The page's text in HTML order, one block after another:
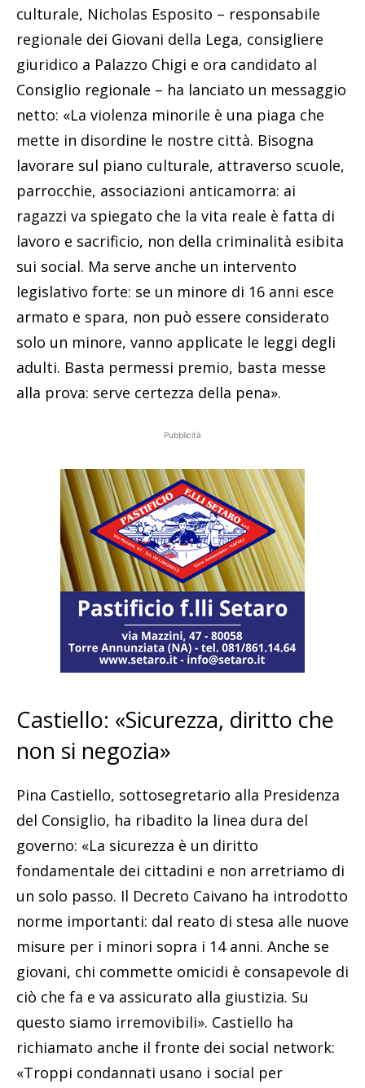
culturale, Nicholas Esposito – responsabile
regionale dei Giovani della Lega, consigliere
giuridico a Palazzo Chigi e ora candidato al
Consiglio regionale – ha lanciato un messaggio
netto: «La violenza minorile è una piaga che
mette in disordine le nostre città. Bisogna
lavorare sul piano culturale, attraverso scuole,
parrocchie, associazioni anticamorra: ai
ragazzi va spiegato che la vita reale è fatta di
lavoro e sacrificio, non della criminalità esibita
sui social. Ma serve anche un intervento
legislativo forte: se un minore di 16 anni esce
armato e spara, non può essere considerato
solo un minore, vanno applicate le leggi degli
adulti. Basta permessi premio, basta messe
alla prova: serve certezza della pena».
Pubblicità
Castiello: «Sicurezza, diritto che
non si negozia»
Pina Castiello, sottosegretario alla Presidenza
del Consiglio, ha ribadito la linea dura del
governo: «La sicurezza è un diritto
fondamentale dei cittadini e non arretriamo di
un solo passo. Il Decreto Caivano ha introdotto
norme importanti: dal reato di stesa alle nuove
misure per i minori sopra i 14 anni. Anche se
giovani, chi commette omicidi è consapevole di
ciò che fa e va assicurato alla giustizia. Su
questo siamo irremovibili». Castiello ha
richiamato anche il fronte dei social network:
«Troppi condannati usano i social per